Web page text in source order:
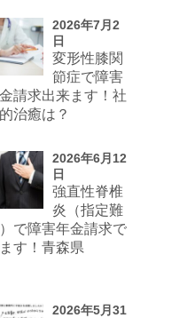
2026年7月2
日
変形性膝関
節症で障害
請求出来ます！社
治癒は？
2026年6月12
日
強直性脊椎
炎（指定難
で障害年金請求で
す！青森県
2026年5月31